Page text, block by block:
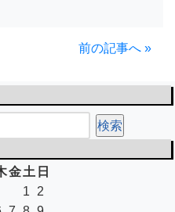
前の記事へ »
金 土 日
1
2